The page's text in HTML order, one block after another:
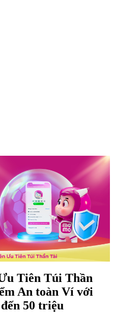
Tiên Túi Thần
An toàn Ví với
50 triệu